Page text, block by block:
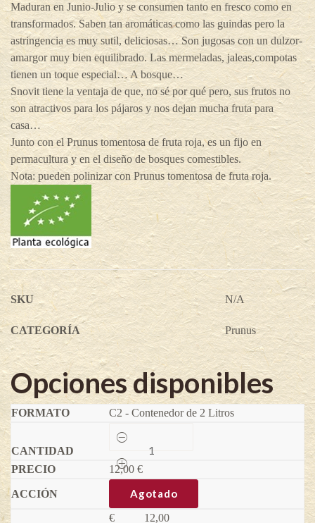
Maduran en Junio-Julio y se consumen tanto en fresco como en
transformados. Saben tan aromáticas como las guindas pero la
astringencia es muy sutil, deliciosas… Son jugosas con un dulzor-
amargor muy bien equilibrado. Las mermeladas, jaleas,compotas
tienen un toque especial… A bosque…
Snovit tiene la ventaja de que, no sé por qué pero, sus frutos no
son atractivos para los pájaros y nos dejan mucha fruta para
casa…
Junto con el Prunus tomentosa de fruta roja, es un fijo en
permacultura y en el diseño de bosques comestibles.
Nota: pueden polinizar con Prunus tomentosa de fruta roja.
SKU N/A
CATEGORÍA Prunus
Opciones disponibles
C2 - Contenedor de 2 Litros
Snovit
Prunus
tomentosa
quantity
12,00 €
Agotado
€ 12,00